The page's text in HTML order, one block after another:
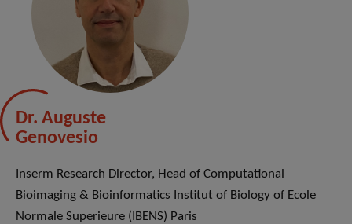
Dr. Auguste
Genovesio
Inserm Research Director, Head of Computational
Bioimaging & Bioinformatics Institut of Biology of Ecole
Normale Superieure (IBENS) Paris